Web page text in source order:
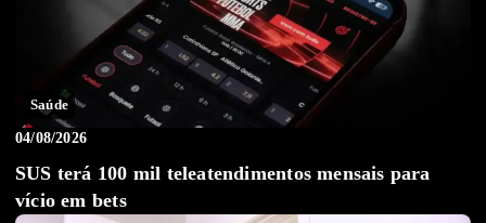
Saúde
04/08/2026
SUS terá 100 mil teleatendimentos mensais para
vício em bets